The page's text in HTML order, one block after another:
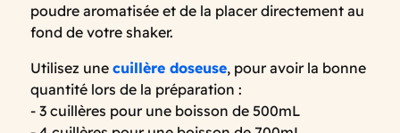
poudre aromatisée et de la placer directement au
fond de votre shaker.
Utilisez une cuillère doseuse, pour avoir la bonne
quantité lors de la préparation :
- 3 cuillères pour une boisson de 500mL